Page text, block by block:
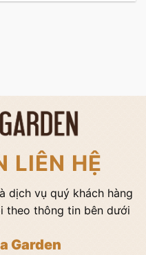
LIÊN HỆ
dịch vụ quý khách hàng
theo thông tin bên dưới
Garden